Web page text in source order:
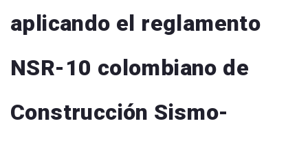
aplicando el reglamento
NSR-10 colombiano de
Construcción Sismo-